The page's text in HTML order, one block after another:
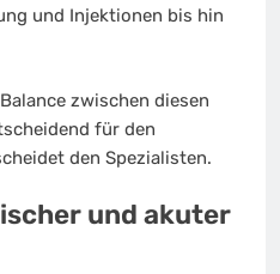
und Injektionen bis hin
zwischen diesen
für den
den Spezialisten.
und akuter